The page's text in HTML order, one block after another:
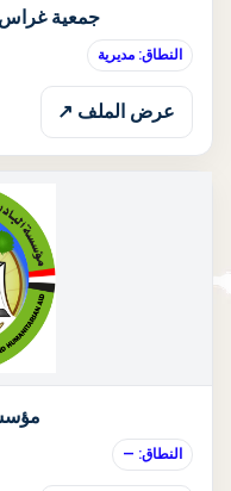
جمعية غراس
النطاق: مديرية
عرض الملف ↗
النطاق: —